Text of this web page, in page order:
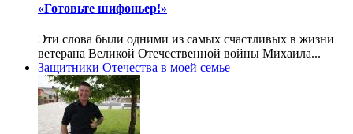
«Готовьте шифоньер!»
Эти слова были одними из самых счастливых в жизни
ветерана Великой Отечественной войны Михаила...
Защитники Отечества в моей семье